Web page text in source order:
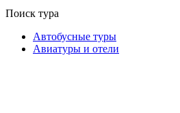
Поиск тура
Автобусные туры
Авиатуры и отели